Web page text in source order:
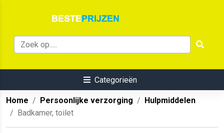
Categorieën
Home Persoonlijke verzorging
Hulpmiddelen
Badkamer, toilet